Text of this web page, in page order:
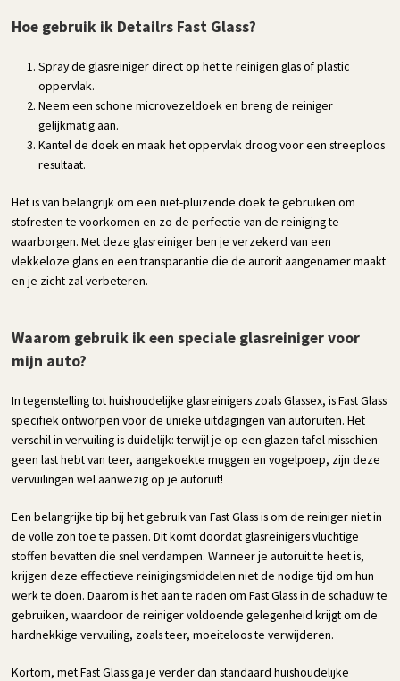
Hoe gebruik ik Detailrs Fast Glass?
Spray de glasreiniger direct op het te reinigen glas of plastic
oppervlak.
Neem een schone microvezeldoek en breng de reiniger
gelijkmatig aan.
Kantel de doek en maak het oppervlak droog voor een streeploos
resultaat.
Het is van belangrijk om een niet-pluizende doek te gebruiken om
stofresten te voorkomen en zo de perfectie van de reiniging te
waarborgen. Met deze glasreiniger ben je verzekerd van een
vlekkeloze glans en een transparantie die de autorit aangenamer maakt
en je zicht zal verbeteren.
Waarom gebruik ik een speciale glasreiniger voor
mijn auto?
In tegenstelling tot huishoudelijke glasreinigers zoals Glassex, is Fast Glass
specifiek ontworpen voor de unieke uitdagingen van autoruiten. Het
verschil in vervuiling is duidelijk: terwijl je op een glazen tafel misschien
geen last hebt van teer, aangekoekte muggen en vogelpoep, zijn deze
vervuilingen wel aanwezig op je autoruit!
Een belangrijke tip bij het gebruik van Fast Glass is om de reiniger niet in
de volle zon toe te passen. Dit komt doordat glasreinigers vluchtige
stoffen bevatten die snel verdampen. Wanneer je autoruit te heet is,
krijgen deze effectieve reinigingsmiddelen niet de nodige tijd om hun
werk te doen. Daarom is het aan te raden om Fast Glass in de schaduw te
gebruiken, waardoor de reiniger voldoende gelegenheid krijgt om de
hardnekkige vervuiling, zoals teer, moeiteloos te verwijderen.
Kortom, met Fast Glass ga je verder dan standaard huishoudelijke